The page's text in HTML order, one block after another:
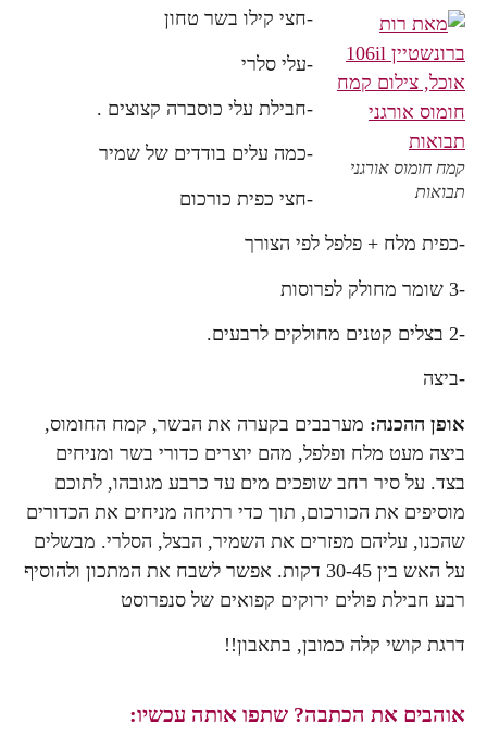
קמח חומוס אורגני
תבואות
-חצי קילו בשר טחון
-עלי סלרי
-חבילת עלי כוסברה קצוצים .
-כמה עלים בודדים של שמיר
-חצי כפית כורכום
-כפית מלח + פלפל לפי הצורך
-3 שומר מחולק לפרוסות
-2 בצלים קטנים מחולקים לרבעים.
-ביצה
אופן ההכנה: מערבבים בקערה את הבשר, קמח החומוס,
ביצה מעט מלח ופלפל, מהם יוצרים כדורי בשר ומניחים
בצד. על סיר רחב שופכים מים עד כרבע מגובהו, לתוכם
מוסיפים את הכורכום, תוך כדי רתיחה מניחים את הכדורים
שהכנו, עליהם מפזרים את השמיר, הבצל, הסלרי. מבשלים
על האש בין 30-45 דקות. אפשר לשבח את המתכון ולהוסיף
רבע חבילת פולים ירוקים קפואים של סנפרוסט
דרגת קושי קלה כמובן, בתאבון!!
אוהבים את הכתבה? שתפו אותה עכשיו: